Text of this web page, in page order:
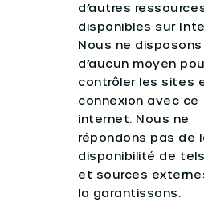
d’autres
disponibles sur
Nous ne disposons
d’aucun moyen
contrôler les sites
connexion avec ce
internet. Nous ne
répondons pas de
disponibilité de
et sources
la garantissons.